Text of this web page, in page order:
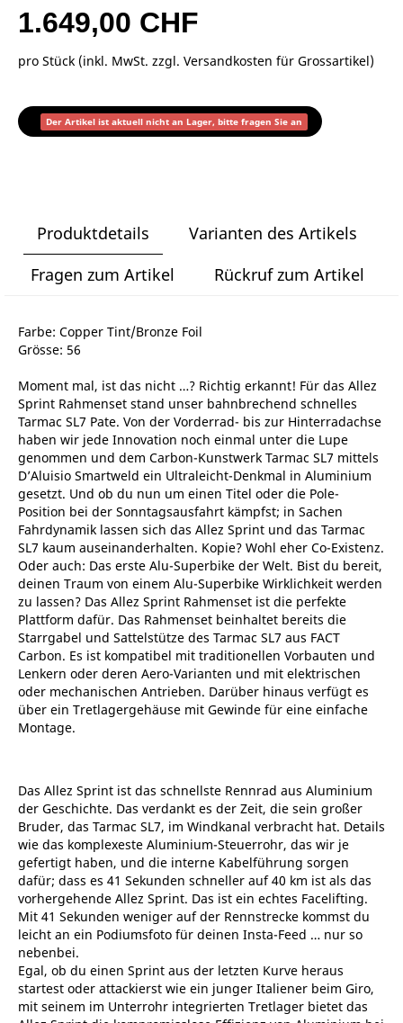
1.649,00 CHF
pro Stück (inkl. MwSt. zzgl. Versandkosten für Grossartikel)
Der Artikel ist aktuell nicht an Lager, bitte fragen Sie an
Produktdetails
Varianten des Artikels
Fragen zum Artikel
Rückruf zum Artikel
Farbe: Copper Tint/Bronze Foil
Grösse: 56
Moment mal, ist das nicht …? Richtig erkannt! Für das Allez
Sprint Rahmenset stand unser bahnbrechend schnelles
Tarmac SL7 Pate. Von der Vorderrad- bis zur Hinterradachse
haben wir jede Innovation noch einmal unter die Lupe
genommen und dem Carbon-Kunstwerk Tarmac SL7 mittels
D’Aluisio Smartweld ein Ultraleicht-Denkmal in Aluminium
gesetzt. Und ob du nun um einen Titel oder die Pole-
Position bei der Sonntagsausfahrt kämpfst; in Sachen
Fahrdynamik lassen sich das Allez Sprint und das Tarmac
SL7 kaum auseinanderhalten. Kopie? Wohl eher Co-Existenz.
Oder auch: Das erste Alu-Superbike der Welt. Bist du bereit,
deinen Traum von einem Alu-Superbike Wirklichkeit werden
zu lassen? Das Allez Sprint Rahmenset ist die perfekte
Plattform dafür. Das Rahmenset beinhaltet bereits die
Starrgabel und Sattelstütze des Tarmac SL7 aus FACT
Carbon. Es ist kompatibel mit traditionellen Vorbauten und
Lenkern oder deren Aero-Varianten und mit elektrischen
oder mechanischen Antrieben. Darüber hinaus verfügt es
über ein Tretlagergehäuse mit Gewinde für eine einfache
Montage.
Das Allez Sprint ist das schnellste Rennrad aus Aluminium
der Geschichte. Das verdankt es der Zeit, die sein großer
Bruder, das Tarmac SL7, im Windkanal verbracht hat. Details
wie das komplexeste Aluminium-Steuerrohr, das wir je
gefertigt haben, und die interne Kabelführung sorgen
dafür; dass es 41 Sekunden schneller auf 40 km ist als das
vorhergehende Allez Sprint. Das ist ein echtes Facelifting.
Mit 41 Sekunden weniger auf der Rennstrecke kommst du
leicht an ein Podiumsfoto für deinen Insta-Feed … nur so
nebenbei.
Egal, ob du einen Sprint aus der letzten Kurve heraus
startest oder attackierst wie ein junger Italiener beim Giro,
mit seinem im Unterrohr integrierten Tretlager bietet das